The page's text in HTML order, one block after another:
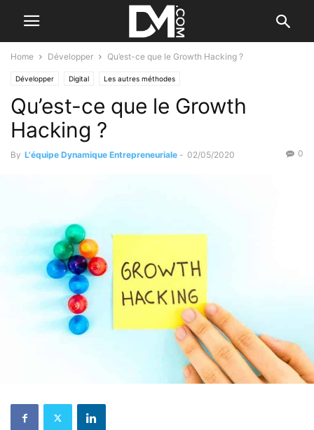
Home Développer Qu’est-ce que le Growth Hacking ?
Développer Digital Les autres méthodes
Qu’est-ce que le Growth
Hacking ?
By L'équipe Dynamique Entrepreneuriale - 02/05/2020 0